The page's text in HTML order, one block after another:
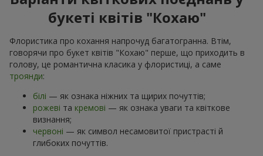
букеті квітів "Кохаю"
Флористика про кохання напрочуд багатогранна. Втім,
говорячи про букет квітів "Кохаю" перше, що приходить в
голову, це романтична класика у флористиці, а саме
троянди:
білі — як ознака ніжних та щирих почуттів;
рожеві та кремові — як ознака уваги та квіткове
визнання;
червоні — як символ несамовитої пристрасті й
глибоких почуттів.